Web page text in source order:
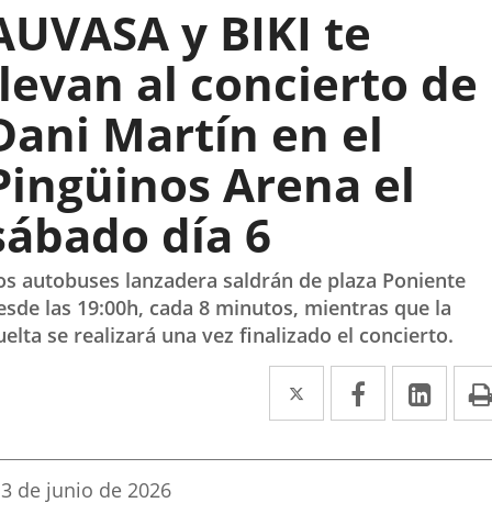
y BIKI te
al concierto de
Martín en el
Arena el
día 6
autobuses lanzadera saldrán de plaza Poniente
las 19:00h, cada 8 minutos, mientras que la
se realizará una vez finalizado el concierto.
Twitter
Enlace
a
una
Facebook
Enlace
a
una
a
una
Fecha
3 de junio de 2026